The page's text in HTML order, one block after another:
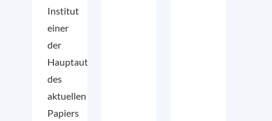
Institut
einer
der
Hauptautoren
des
aktuellen Earth4All-
Papiers